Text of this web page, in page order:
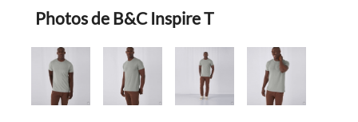
Photos de B&C Inspire T